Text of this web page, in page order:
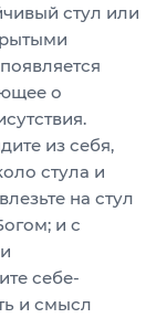
стул или
о
из себя,
стула и
на стул
и с
себе-
и смысл